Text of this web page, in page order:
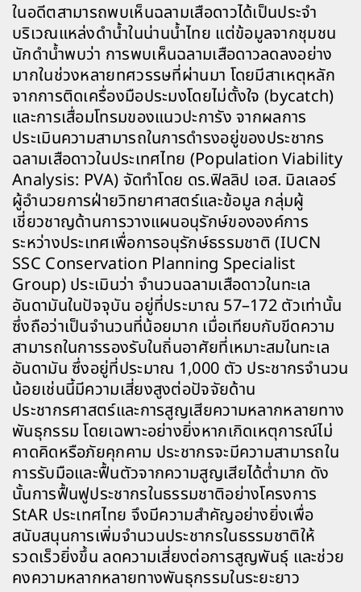
ในอดีตสามารถพบเห็นฉลามเสือดาวได้เป็นประจำ
บริเวณแหล่งดำน้ำในน่านน้ำไทย แต่ข้อมูลจากชุมชน
นักดำน้ำพบว่า การพบเห็นฉลามเสือดาวลดลงอย่าง
มากในช่วงหลายทศวรรษที่ผ่านมา โดยมีสาเหตุหลัก
จากการติดเครื่องมือประมงโดยไม่ตั้งใจ (bycatch)
และการเสื่อมโทรมของแนวปะการัง จากผลการ
ประเมินความสามารถในการดำรงอยู่ของประชากร
ฉลามเสือดาวในประเทศไทย (Population Viability
Analysis: PVA) จัดทำโดย ดร.ฟิลลิป เอส. มิลเลอร์
ผู้อำนวยการฝ่ายวิทยาศาสตร์และข้อมูล กลุ่มผู้
เชี่ยวชาญด้านการวางแผนอนุรักษ์ขององค์การ
ระหว่างประเทศเพื่อการอนุรักษ์ธรรมชาติ (IUCN
SSC Conservation Planning Specialist
Group) ประเมินว่า จำนวนฉลามเสือดาวในทะเล
อันดามันในปัจจุบัน อยู่ที่ประมาณ 57–172 ตัวเท่านั้น
ซึ่งถือว่าเป็นจำนวนที่น้อยมาก เมื่อเทียบกับขีดความ
สามารถในการรองรับในถิ่นอาศัยที่เหมาะสมในทะเล
อันดามัน ซึ่งอยู่ที่ประมาณ 1,000 ตัว ประชากรจำนวน
น้อยเช่นนี้มีความเสี่ยงสูงต่อปัจจัยด้าน
ประชากรศาสตร์และการสูญเสียความหลากหลายทาง
พันธุกรรม โดยเฉพาะอย่างยิ่งหากเกิดเหตุการณ์ไม่
คาดคิดหรือภัยคุกคาม ประชากรจะมีความสามารถใน
การรับมือและฟื้นตัวจากความสูญเสียได้ต่ำมาก ดัง
นั้นการฟื้นฟูประชากรในธรรมชาติอย่างโครงการ
StAR ประเทศไทย จึงมีความสำคัญอย่างยิ่งเพื่อ
สนับสนุนการเพิ่มจำนวนประชากรในธรรมชาติให้
รวดเร็วยิ่งขึ้น ลดความเสี่ยงต่อการสูญพันธุ์ และช่วย
คงความหลากหลายทางพันธุกรรมในระยะยาว